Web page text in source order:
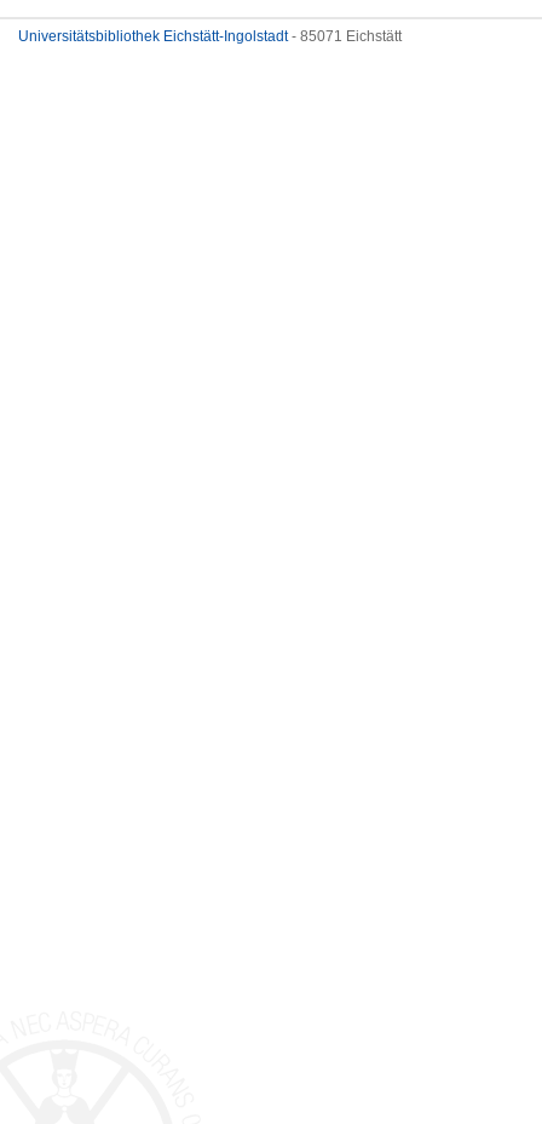
Universitätsbibliothek Eichstätt-Ingolstadt- 85071 Eichstätt